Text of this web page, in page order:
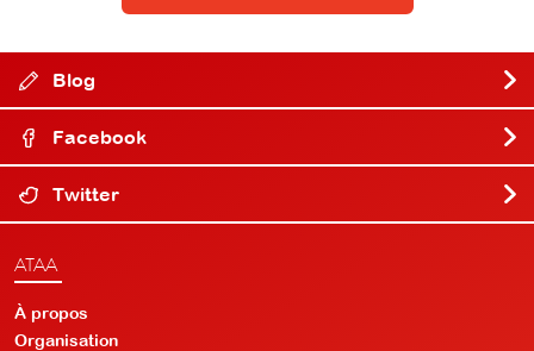
Blog
Facebook
Twitter
ATAA
À propos
Organisation